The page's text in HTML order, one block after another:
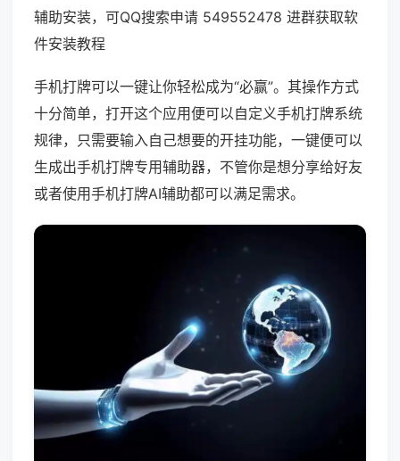
辅助安装，可QQ搜索申请 549552478 进群获取软
件安装教程
手机打牌可以一键让你轻松成为“必赢”。其操作方式
十分简单，打开这个应用便可以自定义手机打牌系统
规律，只需要输入自己想要的开挂功能，一键便可以
生成出手机打牌专用辅助器，不管你是想分享给好友
或者使用手机打牌AI辅助都可以满足需求。